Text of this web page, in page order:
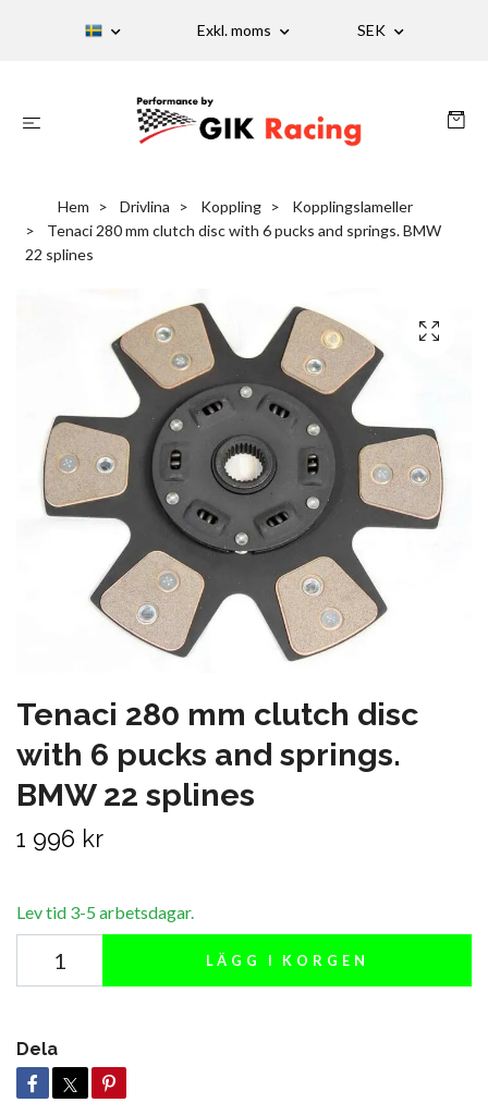
Exkl. moms SEK
Hem Drivlina Koppling
Kopplingslameller
Tenaci 280 mm clutch disc with 6 pucks and springs. BMW
22 splines
Tenaci 280 mm clutch disc
with 6 pucks and springs.
BMW 22 splines
1 996 kr
Lev tid 3-5 arbetsdagar.
LÄGG I KORGEN
Dela